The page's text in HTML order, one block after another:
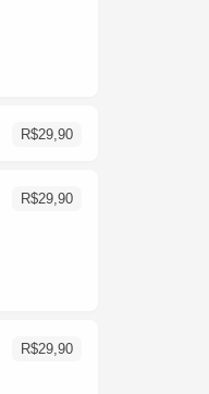
R$29,90
R$29,90
R$29,90